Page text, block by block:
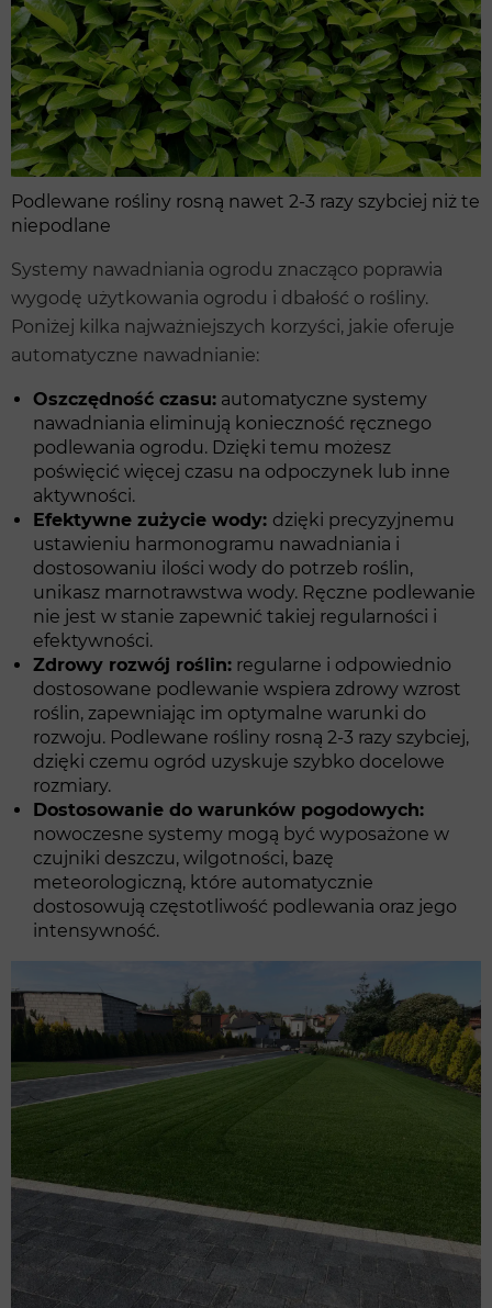
Podlewane rośliny rosną nawet 2-3 razy szybciej niż te
niepodlane
Systemy nawadniania ogrodu znacząco poprawia
wygodę użytkowania ogrodu i dbałość o rośliny.
Poniżej kilka najważniejszych korzyści, jakie oferuje
automatyczne nawadnianie:
Oszczędność czasu: automatyczne systemy
nawadniania eliminują konieczność ręcznego
podlewania ogrodu. Dzięki temu możesz
poświęcić więcej czasu na odpoczynek lub inne
aktywności.
Efektywne zużycie wody: dzięki precyzyjnemu
ustawieniu harmonogramu nawadniania i
dostosowaniu ilości wody do potrzeb roślin,
unikasz marnotrawstwa wody. Ręczne podlewanie
nie jest w stanie zapewnić takiej regularności i
efektywności.
Zdrowy rozwój roślin: regularne i odpowiednio
dostosowane podlewanie wspiera zdrowy wzrost
roślin, zapewniając im optymalne warunki do
rozwoju. Podlewane rośliny rosną 2-3 razy szybciej,
dzięki czemu ogród uzyskuje szybko docelowe
rozmiary.
Dostosowanie do warunków pogodowych:
nowoczesne systemy mogą być wyposażone w
czujniki deszczu, wilgotności, bazę
meteorologiczną, które automatycznie
dostosowują częstotliwość podlewania oraz jego
intensywność.